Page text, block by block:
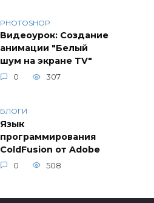
PHOTOSHOP
Видеоурок: Создание
анимации "Белый
шум на экране TV"
0 307
БЛОГИ
Язык
программирования
ColdFusion от Adobe
0 508